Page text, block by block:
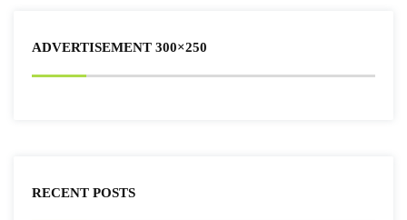
ADVERTISEMENT 300×250
RECENT POSTS